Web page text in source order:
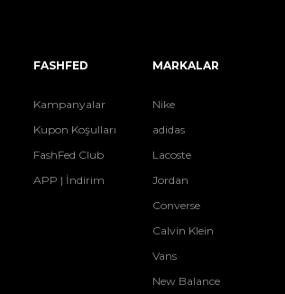
FASHFED
Kampanyalar
Kupon Koşulları
FashFed Club
APP | İndirim
MARKALAR
Nike
adidas
Lacoste
Jordan
Converse
Calvin Klein
Vans
New Balance